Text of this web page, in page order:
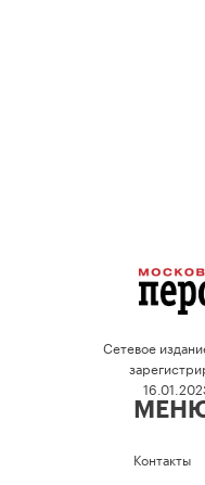
Сетевое
Контакты